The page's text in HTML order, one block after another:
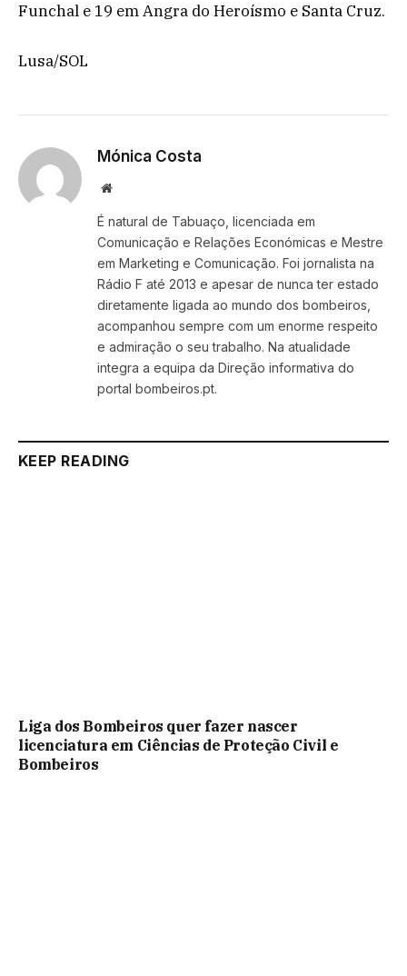
Funchal e 19 em Angra do Heroísmo e Santa Cruz.
Lusa/SOL
Mónica Costa
Website
É natural de Tabuaço, licenciada em
Comunicação e Relações Económicas e Mestre
em Marketing e Comunicação. Foi jornalista na
Rádio F até 2013 e apesar de nunca ter estado
diretamente ligada ao mundo dos bombeiros,
acompanhou sempre com um enorme respeito
e admiração o seu trabalho. Na atualidade
integra a equipa da Direção informativa do
portal bombeiros.pt.
KEEP READING
Liga dos Bombeiros quer fazer nascer
licenciatura em Ciências de Proteção Civil e
Bombeiros